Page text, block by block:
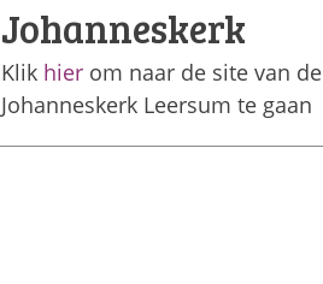
Johanneskerk
Klik hier om naar de site van de
Johanneskerk Leersum te gaan